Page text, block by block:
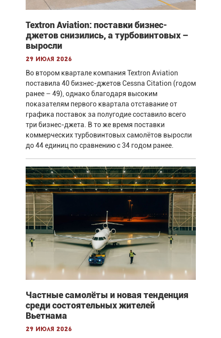
Textron Aviation: поставки бизнес-
джетов снизились, а турбовинтовых –
выросли
29 июля 2026
Во втором квартале компания Textron Aviation
поставила 40 бизнес-джетов Cessna Citation (годом
ранее – 49), однако благодаря высоким
показателям первого квартала отставание от
графика поставок за полугодие составило всего
три бизнес-джета. В то же время поставки
коммерческих турбовинтовых самолётов выросли
до 44 единиц по сравнению с 34 годом ранее.
Частные самолёты и новая тенденция
среди состоятельных жителей
Вьетнама
29 июля 2026